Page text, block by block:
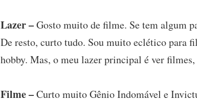
Lazer –Gosto muito de filme. Se tem algum
De resto, curto tudo. Sou muito eclético para
hobby. Mas, o meu lazer principal é ver
Filme –Curto muito Gênio Indomável e